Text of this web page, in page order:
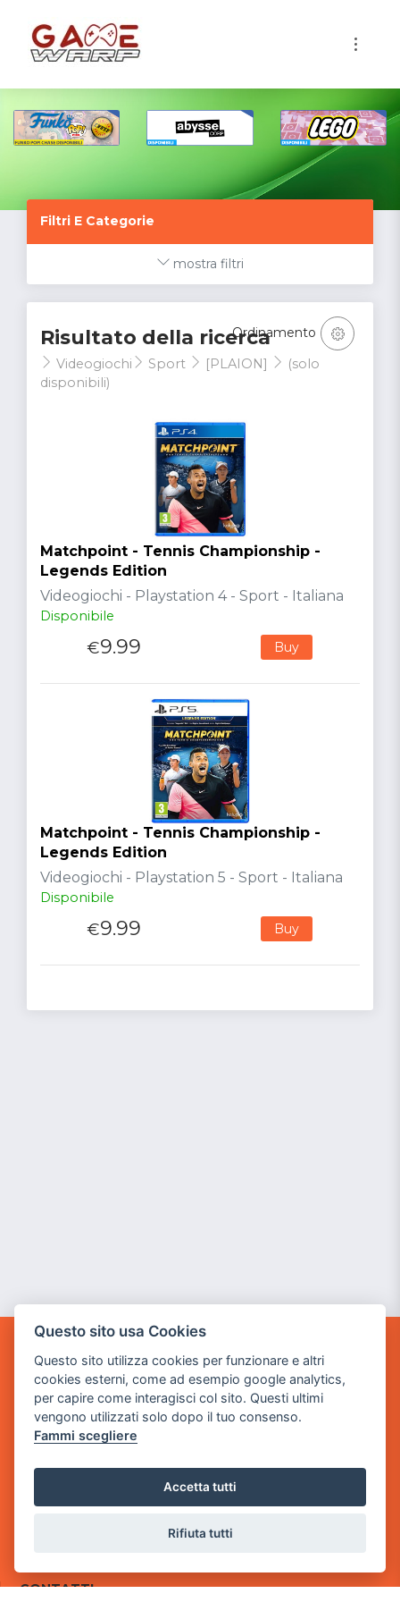
Filtri E Categorie
mostra filtri
Risultato della ricerca
Videogiochi Sport [PLAION]
(solo
disponibili)
Ordinamento
Matchpoint - Tennis Championship -
Legends Edition
Videogiochi - Playstation 4 - Sport - Italiana
Disponibile
€9.99 Buy
Matchpoint - Tennis Championship -
Legends Edition
Videogiochi - Playstation 5 - Sport - Italiana
Disponibile
€9.99 Buy
GAME WARP
BY POWER GAME SRL
Sede Legale
via Villaggio dei Platani, 3
via Industriale, 2 - 25082 Botticino, BS
Partita iva 03308130982
CONTATTI
Questo sito usa Cookies
Questo sito utilizza cookies per funzionare e altri
cookies esterni, come ad esempio google analytics,
per capire come interagisci col sito. Questi ultimi
vengono utilizzati solo dopo il tuo consenso.
Fammi scegliere
Accetta tutti
Rifiuta tutti